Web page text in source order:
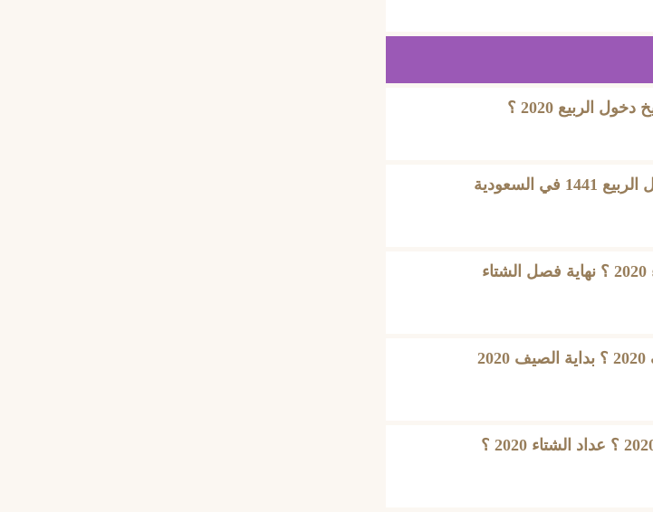
متى يبدا الربيع في السعوديه 1441 ؟ متى بداية فصل الربيع 1441 في السعودية
كم باقي على نهاية الشتاء ؟ متى ينتهي فصل الشتاء 2020 ؟ نهاية فصل الشتاء
متى يبدأ فصل الصيف 2020 ؟ كم باقي على الصيف 2020 ؟ بداية الصيف 2020
كم باقي على الشتاء 2020 ؟ متى يبدأ فصل الشتاء 2020 ؟ عداد الشتاء 2020 ؟